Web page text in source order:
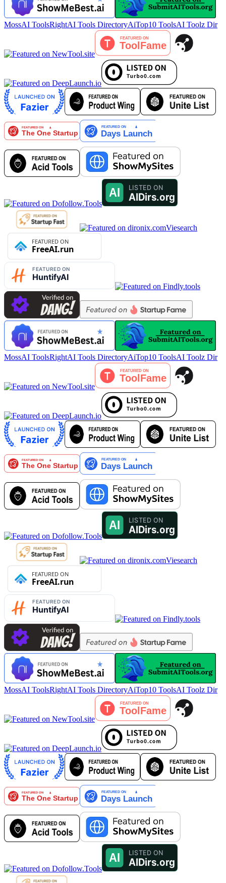
MossAI ToolsRightAI Tools DirectoryAiTop10 ToolsAI Toolz Dir
Viesearch
MossAI ToolsRightAI Tools DirectoryAiTop10 ToolsAI Toolz Dir
Viesearch
MossAI ToolsRightAI Tools DirectoryAiTop10 ToolsAI Toolz Dir